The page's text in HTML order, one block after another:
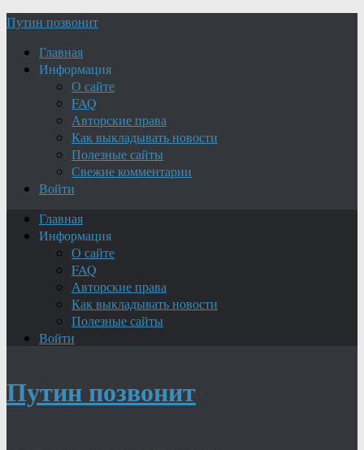
Путин позвонит
Главная
Информация
О сайте
FAQ
Авторские права
Как выкладывать новости
Полезные сайты
Свежие комментарии
Войти
Главная
Информация
О сайте
FAQ
Авторские права
Как выкладывать новости
Полезные сайты
Войти
Путин позвонит